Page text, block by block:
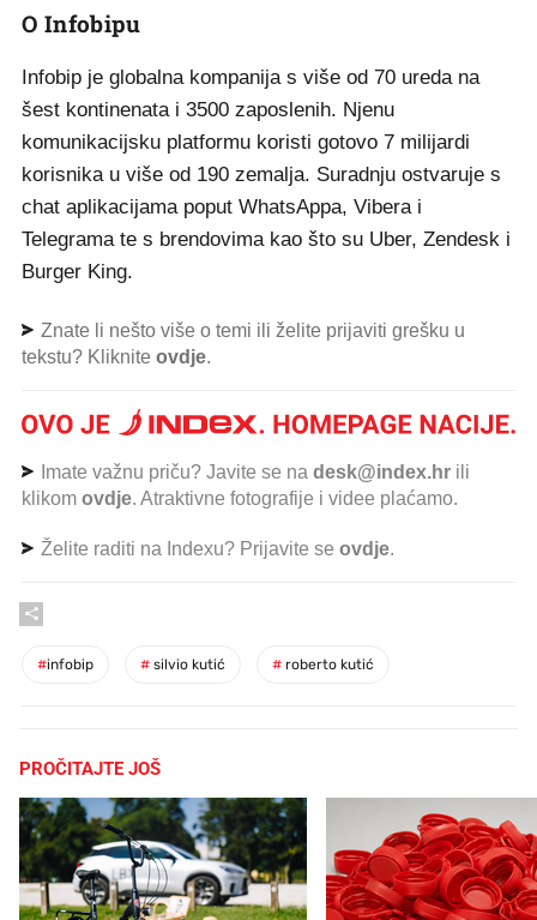
O Infobipu
Infobip je globalna kompanija s više od 70 ureda na
šest kontinenata i 3500 zaposlenih. Njenu
komunikacijsku platformu koristi gotovo 7 milijardi
korisnika u više od 190 zemalja. Suradnju ostvaruje s
chat aplikacijama poput WhatsAppa, Vibera i
Telegrama te s brendovima kao što su Uber, Zendesk i
Burger King.
Znate li nešto više o temi ili želite prijaviti grešku u
tekstu? Kliknite ovdje.
Imate važnu priču? Javite se na desk@index.hr ili
klikom ovdje. Atraktivne fotografije i videe plaćamo.
Želite raditi na Indexu? Prijavite se ovdje.
#infobip # silvio kutić # roberto kutić
PROČITAJTE JOŠ